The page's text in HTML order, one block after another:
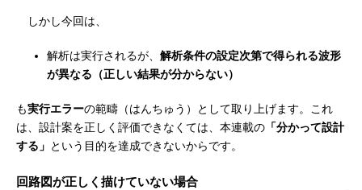
しかし今回は、
解析は実行されるが、 解析条件の設定次第で得られる波形
が異なる（正しい結果が分からない）
も実行エラーの範疇（はんちゅう）として取り上げます。これ
は、設計案を正しく評価できなくては、本連載の 「分かって設計
する」 という目的を達成できないからです。
回路図が正しく描けていない場合